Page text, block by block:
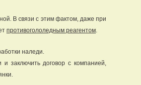
В связи с этим фактом, даже при
противогололедным реагентом.
наледи.
и заключить договор с компанией,